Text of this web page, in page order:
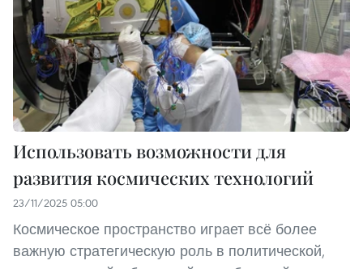
Использовать возможности для
развития космических технологий
23/11/2025 05:00
Космическое пространство играет всё более
важную стратегическую роль в политической,